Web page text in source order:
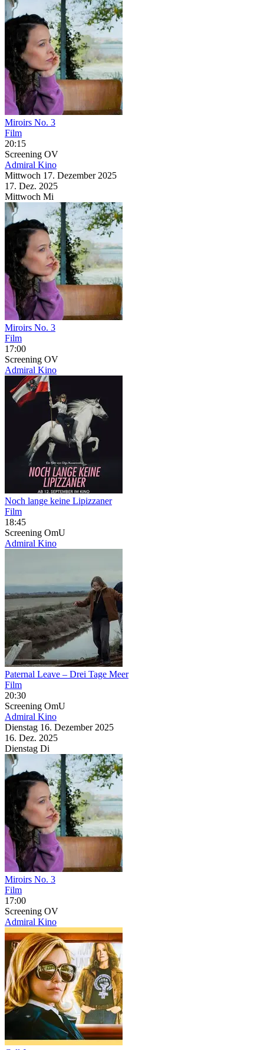
Miroirs No. 3
Film
20:15
Screening OV
Admiral Kino
Mittwoch 17. Dezember 2025
17. Dez. 2025
Mittwoch Mi
Miroirs No. 3
Film
17:00
Screening OV
Admiral Kino
Noch lange keine Lipizzaner
Film
18:45
Screening OmU
Admiral Kino
Paternal Leave – Drei Tage Meer
Film
20:30
Screening OmU
Admiral Kino
Dienstag 16. Dezember 2025
16. Dez. 2025
Dienstag Di
Miroirs No. 3
Film
17:00
Screening OV
Admiral Kino